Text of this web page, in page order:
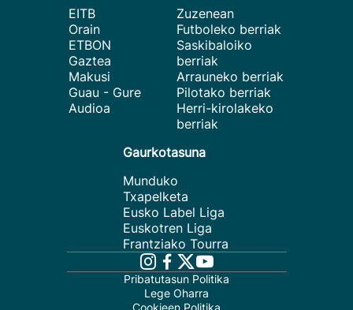
EITB
Orain
ETBON
Gaztea
Makusi
Guau - Gure
Audioa
Zuzenean
Futboleko berriak
Saskibaloiko
berriak
Arrauneko berriak
Pilotako berriak
Herri-kirolakeko
berriak
Gaurkotasuna
Munduko
Txapelketa
Eusko Label Liga
Euskotren Liga
Frantziako Tourra
Pribatutasun Politika
Lege Oharra
Cookieen Politika